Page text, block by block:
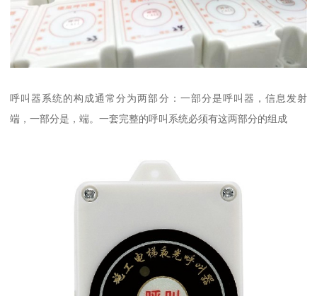
呼叫器系统的构成通常分为两部分：一部分是呼叫器，信息发射
端，一部分是，端。一套完整的呼叫系统必须有这两部分的组成